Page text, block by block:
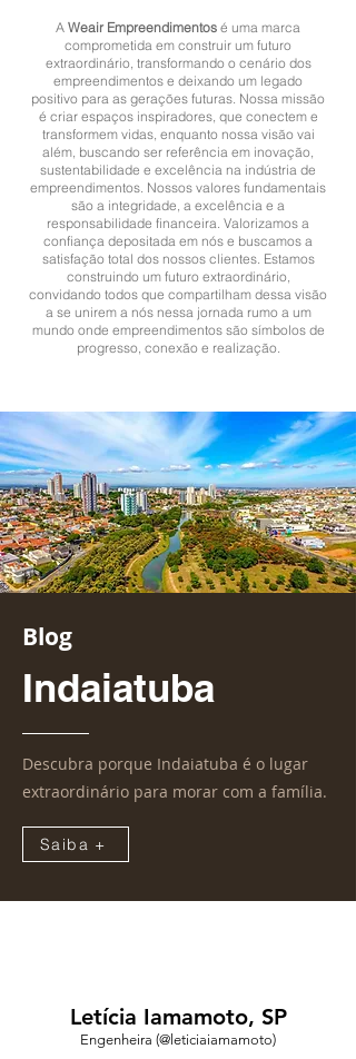
A Weair Empreendimentos é uma marca
comprometida em construir um futuro
extraordinário, transformando o cenário dos
empreendimentos e deixando um legado
positivo para as gerações futuras. Nossa missão
é criar espaços inspiradores, que conectem e
transformem vidas, enquanto nossa visão vai
além, buscando ser referência em inovação,
sustentabilidade e excelência na indústria de
empreendimentos. Nossos valores fundamentais
são a integridade, a excelência e a
responsabilidade financeira. Valorizamos a
confiança depositada em nós e buscamos a
satisfação total dos nossos clientes. Estamos
construindo um futuro extraordinário,
convidando todos que compartilham dessa visão
a se unirem a nós nessa jornada rumo a um
mundo onde empreendimentos são símbolos de
progresso, conexão e realização.
Blog
Indaiatuba
Descubra porque Indaiatuba é o lugar
extraordinário para morar com a família.
Saiba +
Letícia Iamamoto, SP
Engenheira (@leticiaiamamoto)